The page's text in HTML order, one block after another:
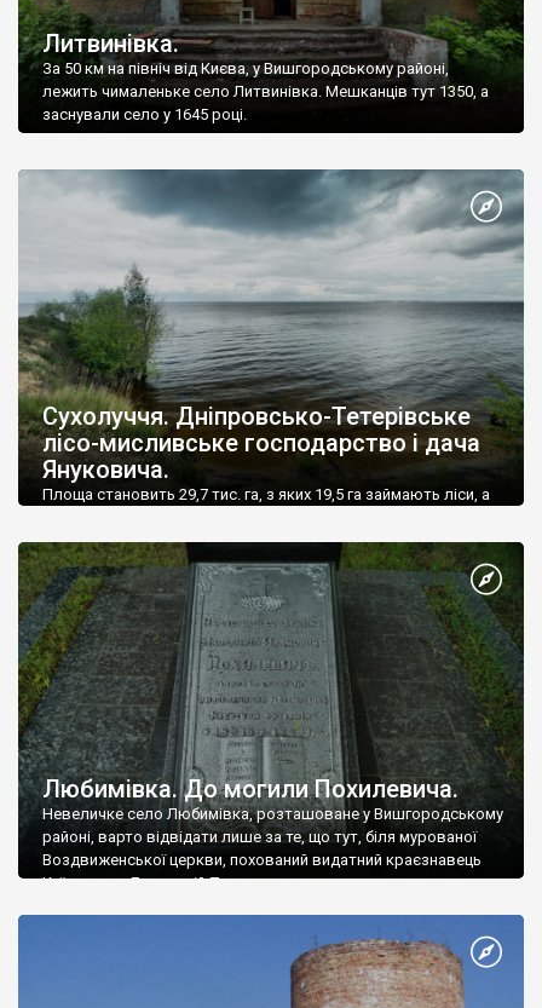
Литвинівка.
За 50 км на північ від Києва, у Вишгородському районі,
лежить чималеньке село Литвинівка. Мешканців тут 1350, а
заснували село у 1645 році.
Сухолуччя. Дніпровсько-Тетерівське
лісо-мисливське господарство і дача
Януковича.
Площа становить 29,7 тис. га, з яких 19,5 га займають ліси, а
Любимівка. До могили Похилевича.
Невеличке село Любимівка, розташоване у Вишгородському
районі, варто відвідати лише за те, що тут, біля мурованої
Воздвиженської церкви, похований видатний краєзнавець
Київщини – Лаврентій Похилеви